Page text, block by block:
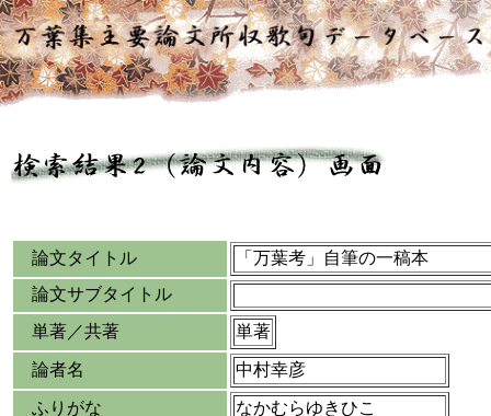
論文タイトル
「万葉考」自筆の一稿本
論文サブタイトル
単著／共著
単著
論者名 中村幸彦
ふりがな
なかむらゆきひこ